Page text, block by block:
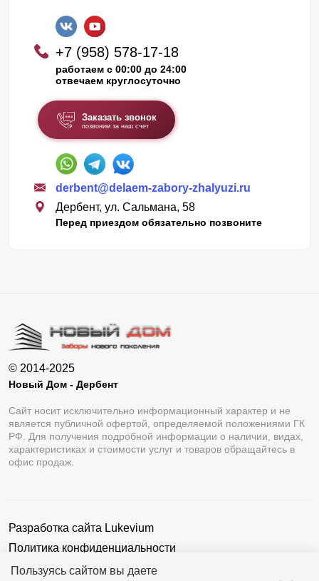
Пользуясь сайтом вы даете
+7 (958) 578-17-18
работаем с 00:00 до 24:00
отвечаем круглосуточно
Заказать звонок
позвоним за наш счет
derbent@delaem-zabory-zhalyuzi.ru
Дербент, ул. Сальмана, 58
Перед приездом обязательно позвоните
© 2014-2025
Новый Дом - Дербент
Сайт носит исключительно информационный характер и не
является публичной офертой, определяемой положениями ГК
РФ. Для получения подробной информации о наличии, видах,
характеристиках и стоимости услуг и товаров обращайтесь в
офис продаж.
Разработка сайта Lukevium
Политика конфиденциальности
Пользовательское соглашение